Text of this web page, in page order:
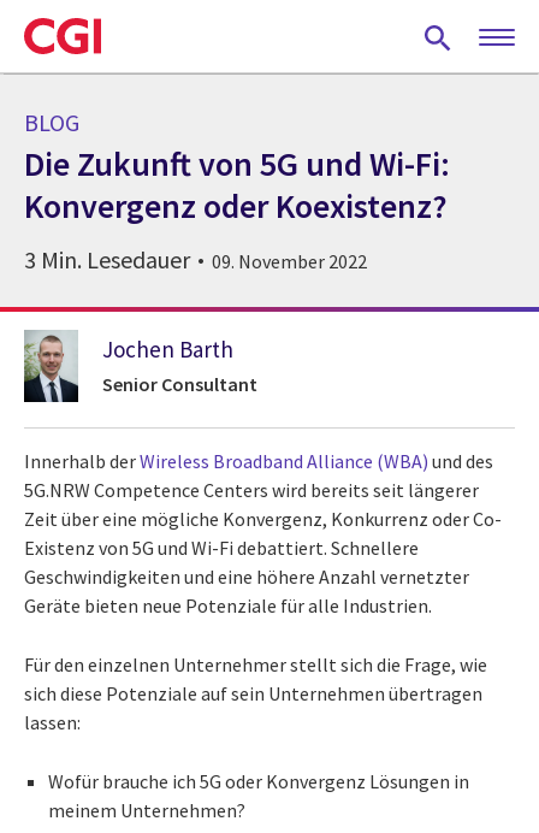
Skip
to
main
BLOG
Die Zukunft von 5G und Wi-Fi:
Konvergenz oder Koexistenz?
3 Min. Lesedauer 09. November 2022
Jochen Barth
Senior Consultant
Innerhalb derWireless Broadband Alliance (WBA) und des
5G.NRW Competence Centers wird bereits seit längerer
Zeit über eine mögliche Konvergenz, Konkurrenz oder Co-
Existenz von 5G und Wi-Fi debattiert. Schnellere
Geschwindigkeiten und eine höhere Anzahl vernetzter
Geräte bieten neue Potenziale für alle Industrien.
Für den einzelnen Unternehmer stellt sich die Frage, wie
sich diese Potenziale auf sein Unternehmen übertragen
lassen:
Wofür brauche ich 5G oder Konvergenz Lösungen in
meinem Unternehmen?